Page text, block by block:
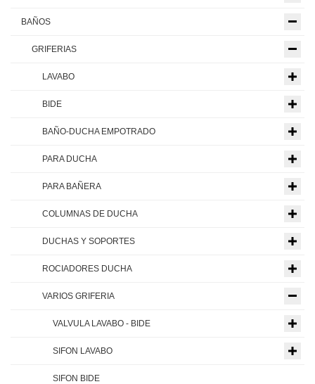
BAÑOS
GRIFERIAS
LAVABO
BIDE
BAÑO-DUCHA EMPOTRADO
PARA DUCHA
PARA BAÑERA
COLUMNAS DE DUCHA
DUCHAS Y SOPORTES
ROCIADORES DUCHA
VARIOS GRIFERIA
VALVULA LAVABO - BIDE
SIFON LAVABO
SIFON BIDE